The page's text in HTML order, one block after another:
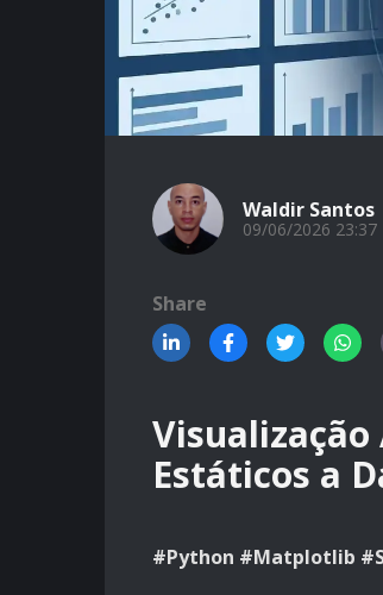
Waldir Santos
09/06/2026 23:37
Share
Visualização
Estáticos a
#Python #Matplotlib